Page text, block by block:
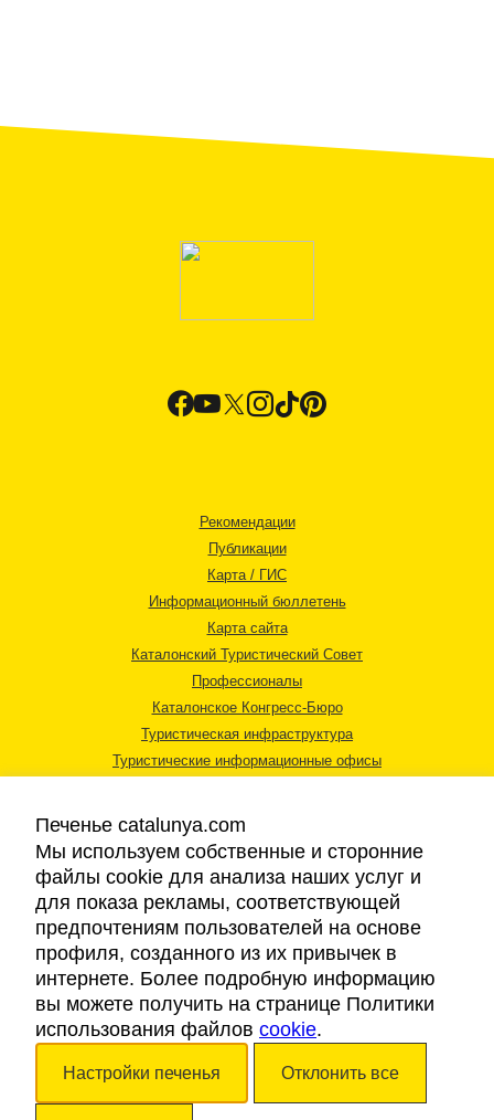
Рекомендации
Публикации
Карта / ГИС
Информационный бюллетень
Карта сайта
Каталонский Туристический Совет
Профессионалы
Каталонское Конгресс-Бюро
Туристическая инфраструктура
Туристические информационные офисы
Правовая информация
Cookies
Доступность
Авторские права © 2026. Каталонский Туристический Совет. Все права
Печенье catalunya.com
Мы используем собственные и сторонние
файлы cookie для анализа наших услуг и
для показа рекламы, соответствующей
предпочтениям пользователей на основе
профиля, созданного из их привычек в
интернете. Более подробную информацию
вы можете получить на странице Политики
использования файлов cookie.
Настройки печенья Отклонить все